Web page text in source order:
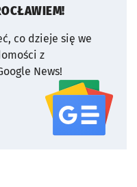
co dzieje się we
z
News!
serwisu